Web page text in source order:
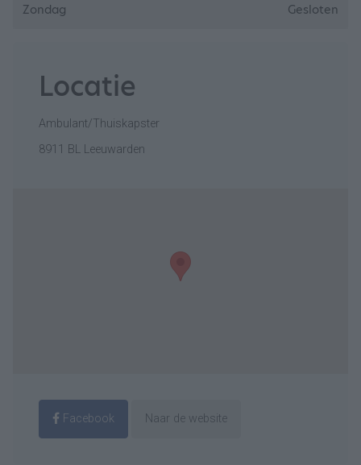
Zondag Gesloten
Locatie
Ambulant/Thuiskapster
8911 BL Leeuwarden
Facebook Naar de website